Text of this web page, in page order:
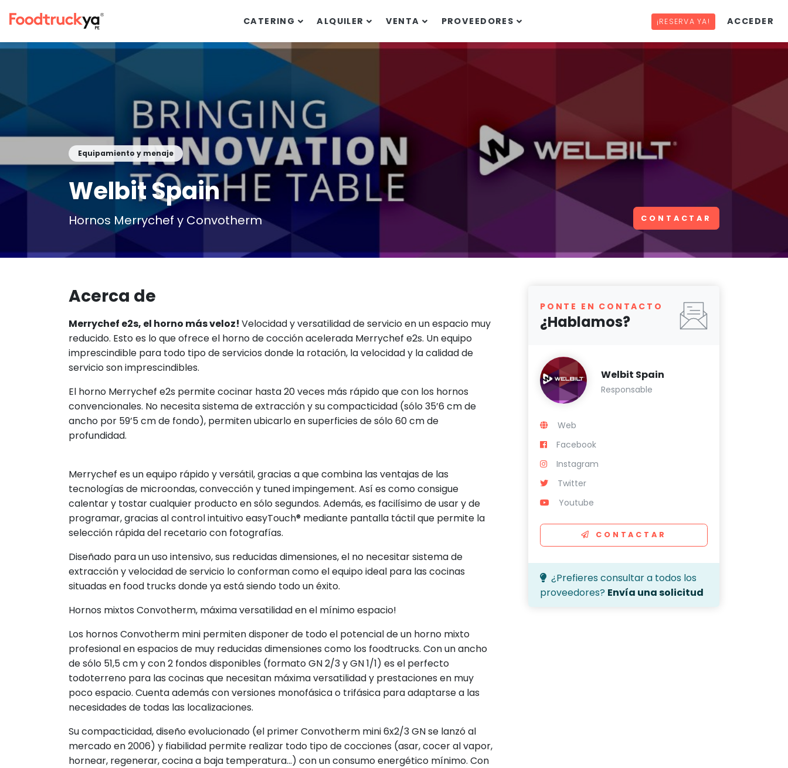
CATERING ALQUILER VENTA PROVEEDORES ¡RESERVA YA! ACCEDER
Equipamiento y menaje
Welbit Spain
Hornos Merrychef y Convotherm CONTACTAR
Acerca de
Merrychef e2s, el horno más veloz! Velocidad y versatilidad de servicio en un espacio muy
reducido. Esto es lo que ofrece el horno de cocción acelerada Merrychef e2s. Un equipo
imprescindible para todo tipo de servicios donde la rotación, la velocidad y la calidad de
servicio son imprescindibles.
El horno Merrychef e2s permite cocinar hasta 20 veces más rápido que con los hornos
convencionales. No necesita sistema de extracción y su compacticidad (sólo 35’6 cm de
ancho por 59’5 cm de fondo), permiten ubicarlo en superficies de sólo 60 cm de
profundidad.
Merrychef es un equipo rápido y versátil, gracias a que combina las ventajas de las
tecnologías de microondas, convección y tuned impingement. Así es como consigue
calentar y tostar cualquier producto en sólo segundos. Además, es facilísimo de usar y de
programar, gracias al control intuitivo easyTouch® mediante pantalla táctil que permite la
selección rápida del recetario con fotografías.
Diseñado para un uso intensivo, sus reducidas dimensiones, el no necesitar sistema de
extracción y velocidad de servicio lo conforman como el equipo ideal para las cocinas
situadas en food trucks donde ya está siendo todo un éxito.
Hornos mixtos Convotherm, máxima versatilidad en el mínimo espacio!
Los hornos Convotherm mini permiten disponer de todo el potencial de un horno mixto
profesional en espacios de muy reducidas dimensiones como los foodtrucks. Con un ancho
de sólo 51,5 cm y con 2 fondos disponibles (formato GN 2/3 y GN 1/1) es el perfecto
todoterreno para las cocinas que necesitan máxima versatilidad y prestaciones en muy
poco espacio. Cuenta además con versiones monofásica o trifásica para adaptarse a las
necesidades de todas las localizaciones.
Su compacticidad, diseño evolucionado (el primer Convotherm mini 6x2/3 GN se lanzó al
mercado en 2006) y fiabilidad permite realizar todo tipo de cocciones (asar, cocer al vapor,
hornear, regenerar, cocina a baja temperatura...) con un consumo energético mínimo. Con
PONTE EN CONTACTO
¿Hablamos?
Welbit Spain
Responsable
Web
Facebook
Instagram
Twitter
Youtube
CONTACTAR
¿Prefieres consultar a todos los
proveedores? Envía una solicitud